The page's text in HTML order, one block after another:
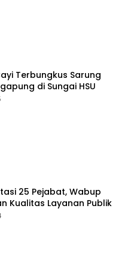
Terbungkus Sarung
di Sungai HSU
25 Pejabat, Wabup
Kualitas Layanan Publik